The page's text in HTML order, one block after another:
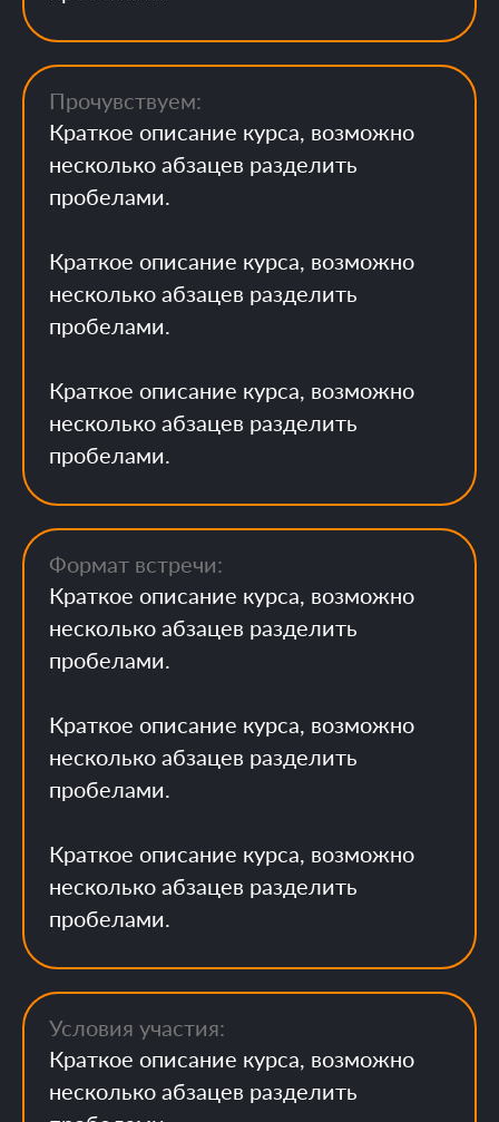
Прочувствуем:
Краткое описание курса, возможно
несколько абзацев разделить
пробелами.
Краткое описание курса, возможно
несколько абзацев разделить
пробелами.
Краткое описание курса, возможно
несколько абзацев разделить
пробелами.
Формат встречи:
Краткое описание курса, возможно
несколько абзацев разделить
пробелами.
Краткое описание курса, возможно
несколько абзацев разделить
пробелами.
Краткое описание курса, возможно
несколько абзацев разделить
пробелами.
Условия участия:
Краткое описание курса, возможно
несколько абзацев разделить